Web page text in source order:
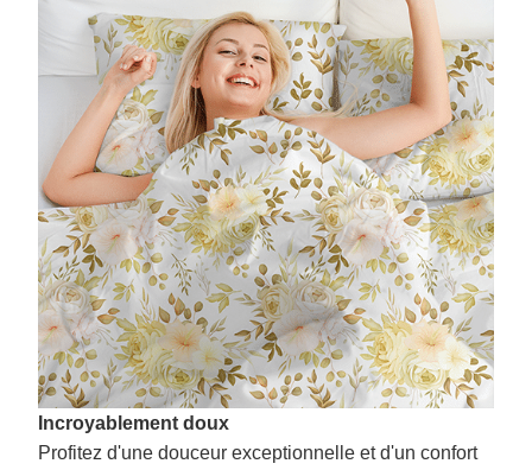
Incroyablement doux
Profitez d'une douceur exceptionnelle et d'un confort